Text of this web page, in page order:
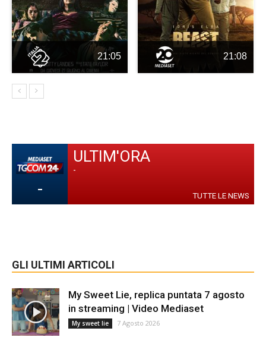
21:05 21:08
-
ULTIM'ORA
-
TUTTE LE NEWS
GLI ULTIMI ARTICOLI
My Sweet Lie, replica puntata 7 agosto
in streaming | Video Mediaset
My sweet lie 7 Agosto 2026